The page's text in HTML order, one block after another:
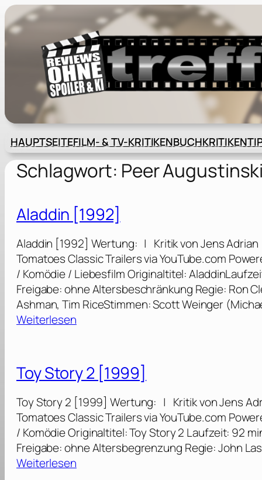
Zum
Inhalt
springen
HAUPTSEITEFILM- & TV-KRITIKENBUCHKRITIKEN
Schlagwort: Peer Augustinski
Aladdin [1992]
Aladdin [1992] Wertung: | Kritik von Jens
Tomatoes Classic Trailers via YouTube.com
/ Komödie / Liebesfilm Originaltitel:
Freigabe: ohne Altersbeschränkung Regie: Ron
Ashman, Tim RiceStimmen: Scott Weinger
Weiterlesen:
d
d
i
n
[
1
9
Toy Story 2 [1999]
Toy Story 2 [1999] Wertung: | Kritik von Jens
Tomatoes Classic Trailers via YouTube.com
/ Komödie Originaltitel: Toy Story 2 Laufzeit: 92
Freigabe: ohne Altersbegrenzung Regie: John
Weiterlesen: